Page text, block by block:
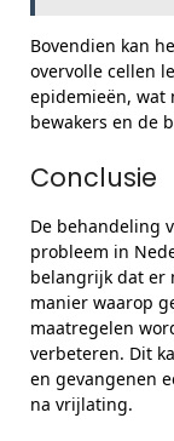
Bovendien kan
overvolle cellen
epidemieën, wat
bewakers en de
Conclusie
De behandeling
probleem in
belangrijk dat er
manier waarop
maatregelen
verbeteren. Dit
en gevangenen
na vrijlating.